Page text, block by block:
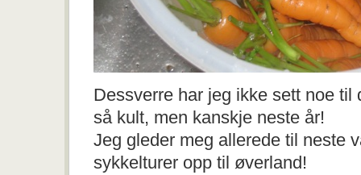
Dessverre har jeg ikke sett noe
så kult, men kanskje neste år!
Jeg gleder meg allerede til neste
sykkelturer opp til øverland!